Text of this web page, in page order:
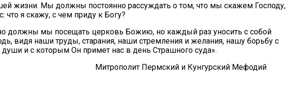
жизни. Мы должны постоянно рассуждать о том, что мы скажем Господу,
я скажу, с чем приду к Богу?
мы посещать церковь Божию, но каждый раз уносить с собой
видя наши труды, старания, наши стремления и желания, нашу борьбу с
и с которым Он примет нас в день Страшного суда».
Митрополит Пермский и Кунгурский Мефодий